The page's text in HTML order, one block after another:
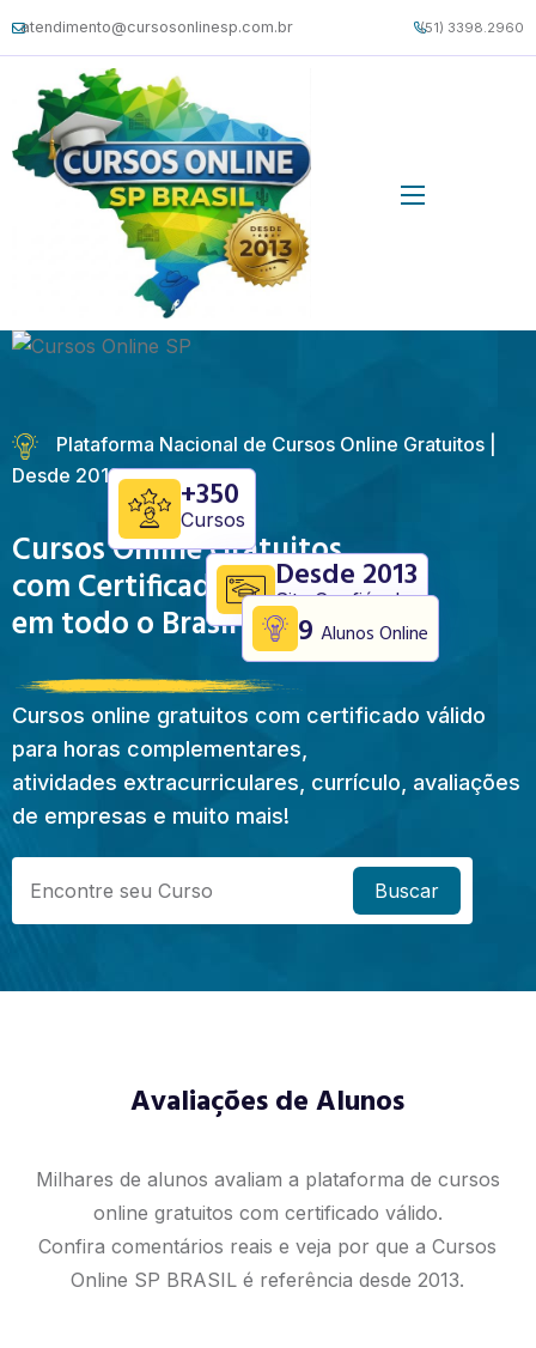
atendimento@cursosonlinesp.com.br (51) 3398.2960
Plataforma Nacional de Cursos Online Gratuitos |
Desde 2013
Cursos Online Gratuitos
com Certificado Válido
em todo o Brasil
Cursos online gratuitos com certificado válido
para horas complementares,
atividades extracurriculares, currículo, avaliações
de empresas e muito mais!
Buscar
+350
Cursos
Desde 2013
Site Confiável
9 Alunos Online
Avaliações de Alunos
Milhares de alunos avaliam a plataforma de cursos
online gratuitos com certificado válido.
Confira comentários reais e veja por que a Cursos
Online SP BRASIL é referência desde 2013.